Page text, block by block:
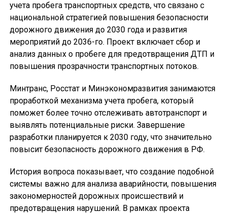
учета пробега транспортных средств, что связано с
национальной стратегией повышения безопасности
дорожного движения до 2030 года и развития
мероприятий до 2036-го. Проект включает сбор и
анализ данных о пробеге для предотвращения ДТП и
повышения прозрачности транспортных потоков.
Минтранс, Росстат и Минэкономразвития занимаются
проработкой механизма учета пробега, который
поможет более точно отслеживать автотранспорт и
выявлять потенциальные риски. Завершение
разработки планируется к 2030 году, что значительно
повысит безопасность дорожного движения в РФ.
История вопроса показывает, что создание подобной
системы важно для анализа аварийности, повышения
закономерностей дорожных происшествий и
предотвращения нарушений. В рамках проекта